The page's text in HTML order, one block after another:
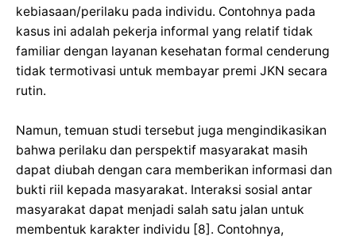
kebiasaan/perilaku pada individu. Contohnya pada
kasus ini adalah pekerja informal yang relatif tidak
familiar dengan layanan kesehatan formal cenderung
tidak termotivasi untuk membayar premi JKN secara
rutin.
Namun, temuan studi tersebut juga mengindikasikan
bahwa perilaku dan perspektif masyarakat masih
dapat diubah dengan cara memberikan informasi dan
bukti riil kepada masyarakat. Interaksi sosial antar
masyarakat dapat menjadi salah satu jalan untuk
membentuk karakter individu [8]. Contohnya,